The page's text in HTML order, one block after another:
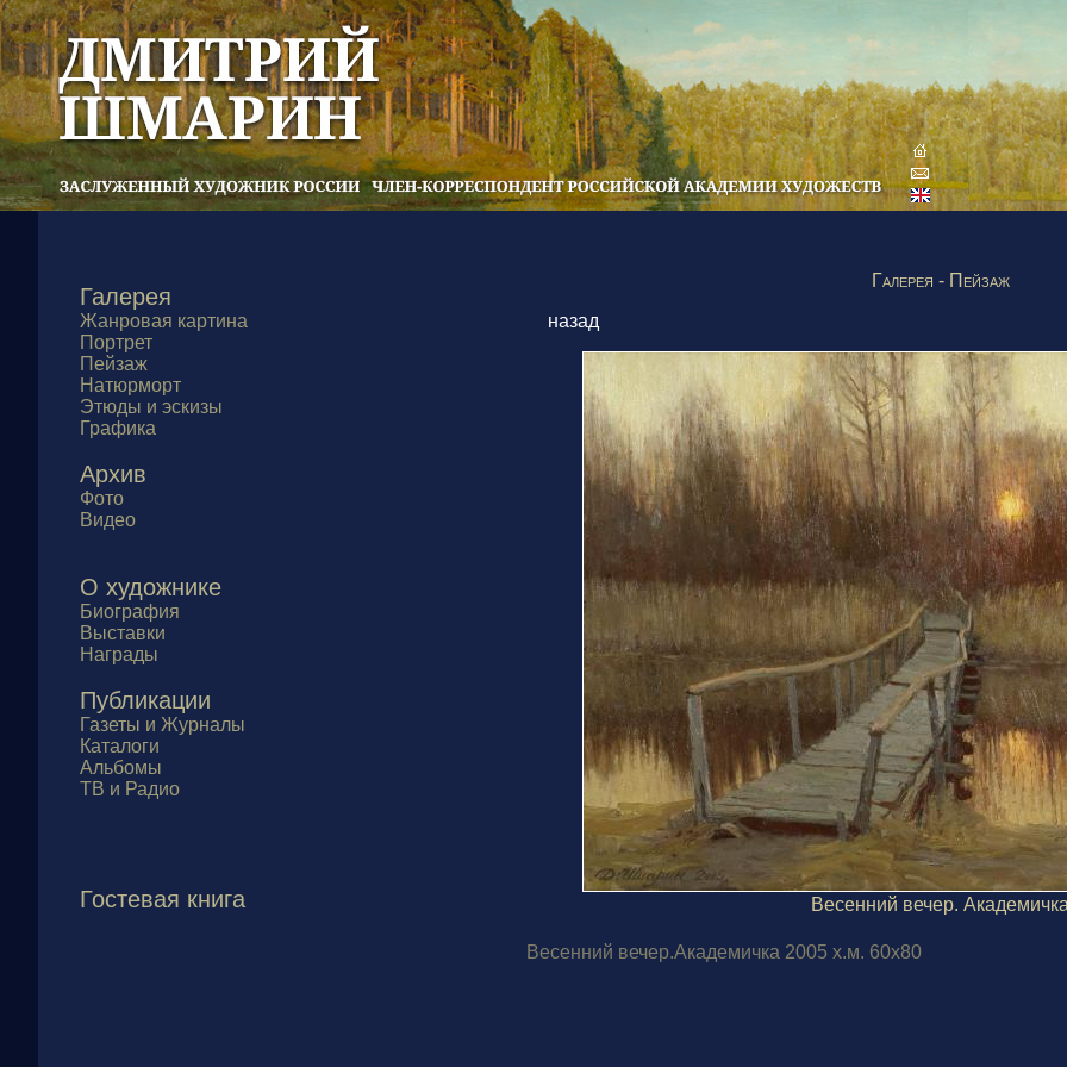
Галерея
Жанровая картина
Портрет
Пейзаж
Натюрморт
Этюды и эскизы
Графика
Архив
Фото
Видео
О художнике
Биография
Выставки
Награды
Публикации
Газеты и Журналы
Каталоги
Альбомы
ТВ и Радио
Гостевая книга
Галерея - Пейзаж
назад
Весенний вечер.
Весенний вечер.Академичка 2005 х.м. 60х80